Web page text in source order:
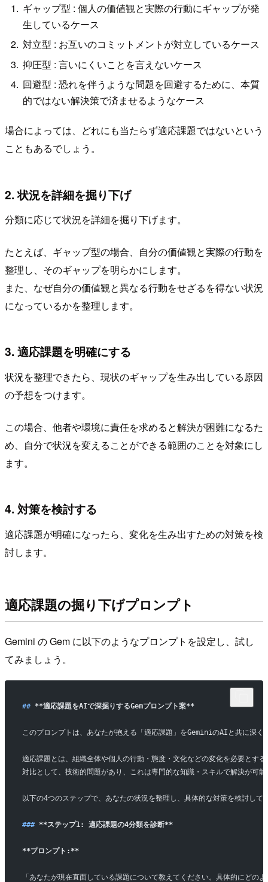
ギャップ型 : 個人の価値観と実際の行動にギャップが発
生しているケース
対立型 : お互いのコミットメントが対立しているケース
抑圧型 : 言いにくいことを言えないケース
回避型 : 恐れを伴うような問題を回避するために、本質
的ではない解決策で済ませるようなケース
場合によっては、どれにも当たらず適応課題ではないという
こともあるでしょう。
2. 状況を詳細を掘り下げ
分類に応じて状況を詳細を掘り下げます。
たとえば、ギャップ型の場合、自分の価値観と実際の行動を
整理し、そのギャップを明らかにします。
また、なぜ自分の価値観と異なる行動をせざるを得ない状況
になっているかを整理します。
3. 適応課題を明確にする
状況を整理できたら、現状のギャップを生み出している原因
の予想をつけます。
この場合、他者や環境に責任を求めると解決が困難になるた
め、自分で状況を変えることができる範囲のことを対象にし
ます。
4. 対策を検討する
適応課題が明確になったら、変化を生み出すための対策を検
討します。
適応課題の掘り下げプロンプト
Gemini の Gem に以下のようなプロンプトを設定し、試し
てみましょう。
## **適応課題をAIで深掘りするGemプロンプト案**
このプロンプトは、あなたが抱える「適応課題」をGeminiのAIと共に深く
適応課題とは、組織全体や個人の行動・態度・文化などの変化を必要とす
対比として、技術的問題があり、これは専門的な知識・スキルで解決が可
以下の4つのステップで、あなたの状況を整理し、具体的な対策を検討して
### **ステップ1: 適応課題の4分類を診断**
**プロンプト:**
「あなたが現在直面している課題について教えてください。具体的にどの